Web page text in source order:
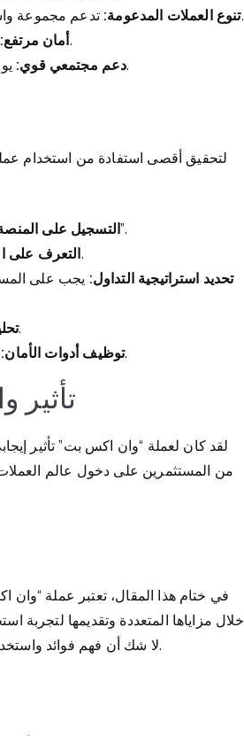
تنوع العملات المدعومة:تدعم مجموعة واسعة من العملات الرقمية، مما يتيح للمستخدمين القدرة على تنويع محفظتهم.
أمان مرتفع:تستخدم تقنيات أمان متطورة لحماية أموال المستخدمين وبياناتهم الشخصية.
دعم مجتمعي قوي:يوجد مجتمع نشط يحيط بالعملة، مما يوفر موارد ووسائل مساعدة للمستثمرين.
لتحقيق أقصى استفادة من استخدام
التسجيل علىيجب على المستخدمين إنشاء حساب على المنصة الخاصة بـ “وان اكس بت”.
التعرف علىمن المهم التعرف على جميع الخصائص المتاحة في واجهة المستخدم.
تحديد استراتيجية التداول: يجب على
يجب إجراء تحليل دوري للسوق لمراقبة الاتجاهات وحركة الأسعار.
توظيف أدوات الأمان:استثمار الوقت في تعلم كيفية استخدام أدوات الأمان المتاحة لحماية حسابك.
لقد كان لعملة “وان اكس بت” تأثير
من المستثمرين على دخول عالم العملات
في ختام هذا المقال، تعتبر عملة
خلال مزاياها المتعددة وتقديمها
لا شك أن فهم فوائد واستخدام “وان اكس بت” هو خطوة مهمة نحو تحقيق النجاح في مجال العملات الرقمية.